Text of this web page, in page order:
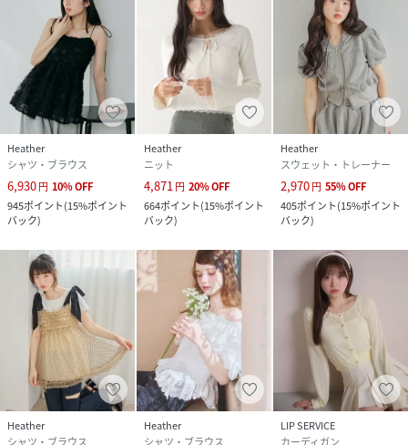
Heather
シャツ・ブラウス
6,930円 10%OFF
945ポイント(15%ポイント
バック)
Heather
ニット
4,871 円 20%OFF
664ポイント(15%ポイント
バック)
Heather
スウェット・トレーナー
2,970円 55%OFF
405ポイント(15%ポイント
バック)
Heather
Heather
LIP SERVICE